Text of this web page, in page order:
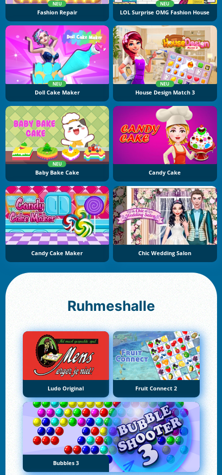
NEU
Fashion Repair
NEU
LOL Surprise OMG Fashion House
NEU
Doll Cake Maker
NEU
House Design Match 3
NEU
Baby Bake Cake Candy Cake
Candy Cake Maker Chic Wedding Salon
Ruhmeshalle
Ludo Original Fruit Connect 2
Bubbles 3